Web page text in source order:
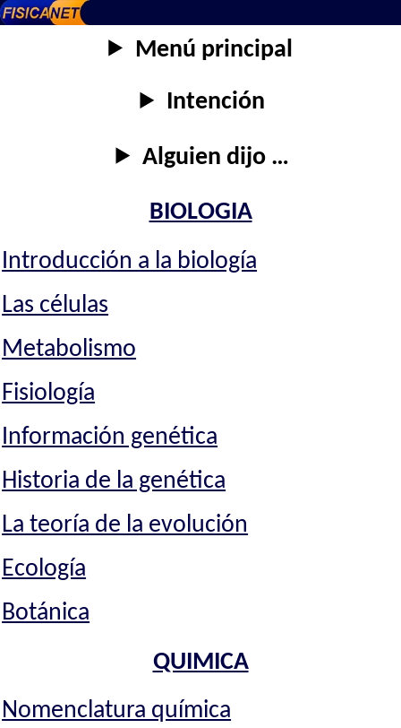
Menú principal
Intención
Alguien dijo …
BIOLOGIA
Introducción a la biología
Las células
Metabolismo
Fisiología
Información genética
Historia de la genética
La teoría de la evolución
Ecología
Botánica
QUIMICA
Nomenclatura química